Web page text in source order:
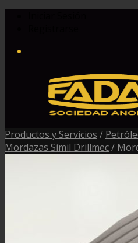
Productos y Servicios /
Mordazas Simil Drillmec/